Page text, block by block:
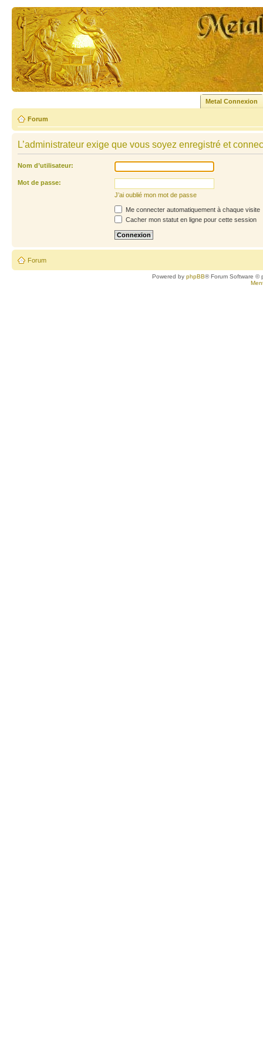
Metal Connexion
Forum
L’administrateur exige que vous soyez enregistré et
Nom d’utilisateur:
Mot de passe:
J’ai oublié mon mot de passe
Me connecter automatiquement à chaque visite
Cacher mon statut en ligne pour cette session
Forum
Powered byphpBB® Forum Software ©